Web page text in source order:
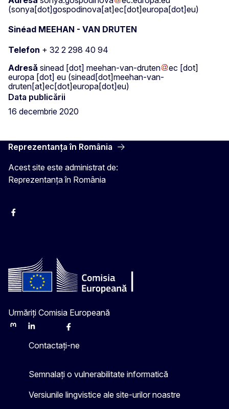
(sonya[dot]gospodinova[at]ec[dot]europa[dot]eu)
Sinéad MEEHAN - VAN DRUTEN
Telefon + 32 2 298 40 94
Adresă sinead [dot] meehan-van-druten ec [dot]
europa [dot] eu (sinead[dot]meehan-van-
druten[at]ec[dot]europa[dot]eu)
Data publicării
16 decembrie 2020
Reprezentanța în România
Acest site este administrat de:
Reprezentanța în România
Facebook
Urmăriți Comisia Europeană
MastodonLinkedInBlueskyFacebook
Contactați-ne
Semnalați o vulnerabilitate informatică
Versiunile lingvistice ale site-urilor noastre